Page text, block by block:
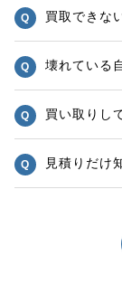
買取できな
壊れている
買い取りし
見積りだけ